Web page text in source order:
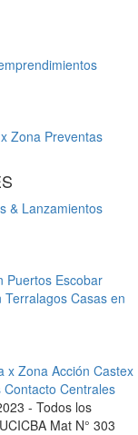
Zona Preventas
& Lanzamientos
Puertos Escobar
Terralagos Casas en
x Zona Acción Castex
Contacto Centrales
- Todos los
Mat N° 303